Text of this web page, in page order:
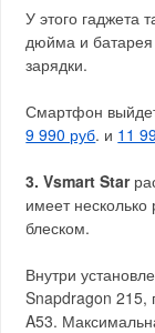
У этого гаджета
дюйма и
зарядки.
Смартфон
9 990 руб. и 11
3. Vsmart Star
имеет несколько
блеском.
Внутри
Snapdragon 215,
A53.